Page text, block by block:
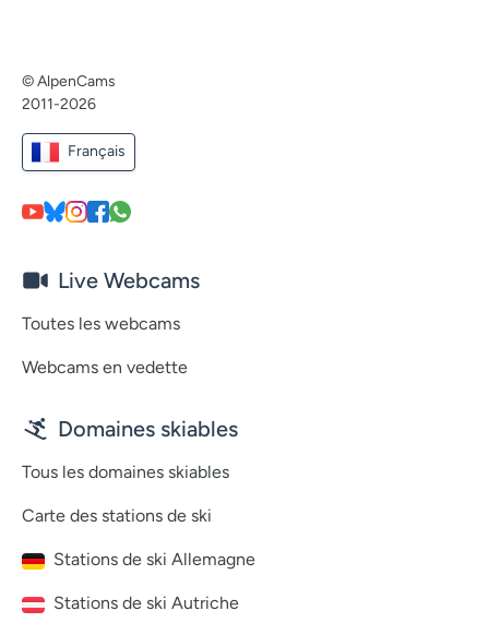
© AlpenCams
2011-2026
Français
Live Webcams
Toutes les webcams
Webcams en vedette
Domaines skiables
Tous les domaines skiables
Carte des stations de ski
Stations de ski Allemagne
Stations de ski Autriche